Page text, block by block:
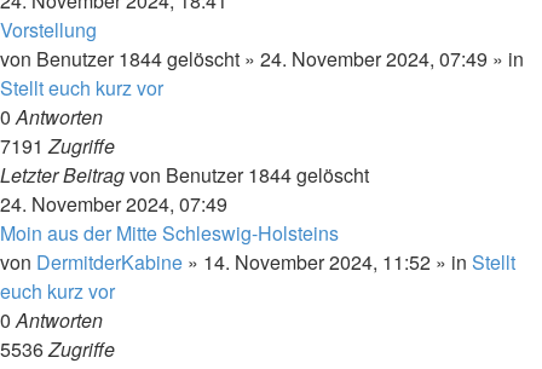
Vorstellung
von Benutzer 1844 gelöscht » 24. November 2024, 07:49 » in
Stellt euch kurz vor
0Antworten
7191Zugriffe
Letzter Beitragvon Benutzer 1844 gelöscht
24. November 2024, 07:49
Moin aus der Mitte Schleswig-Holsteins
von DermitderKabine » 14. November 2024, 11:52 » in Stellt
euch kurz vor
0Antworten
5536Zugriffe